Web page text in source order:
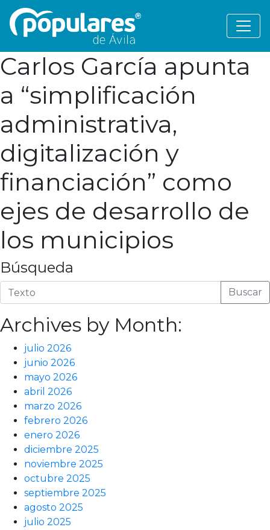
Carlos García apunta
a “simplificación
administrativa,
digitalización y
financiación” como
ejes de desarrollo de
los municipios
Búsqueda
Buscar
Archives by Month:
julio 2026
junio 2026
mayo 2026
abril 2026
marzo 2026
febrero 2026
enero 2026
diciembre 2025
noviembre 2025
octubre 2025
septiembre 2025
agosto 2025
julio 2025